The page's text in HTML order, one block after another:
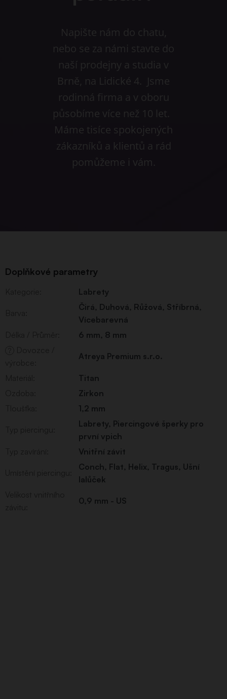
Napište nám do chatu,
nebo se za námi stavte do
naší prodejny a studia v
Brně, na Lidické 4. Jsme
rodinná firma a v oboru
působíme více než 10 let.
Máme tisíce spokojených
zákazníků a klientů a rád
pomůžeme i vám.
Doplňkové parametry
Labrety
Čirá, Duhová, Růžová, Stříbrná,
Vícebarevná
6 mm, 8 mm
Atreya Premium s.r.o.
Titan
Zirkon
1,2 mm
Labrety, Piercingové šperky pro
první vpich
Vnitřní závit
Conch, Flat, Helix, Tragus, Ušní
lalůček
0,9 mm - US